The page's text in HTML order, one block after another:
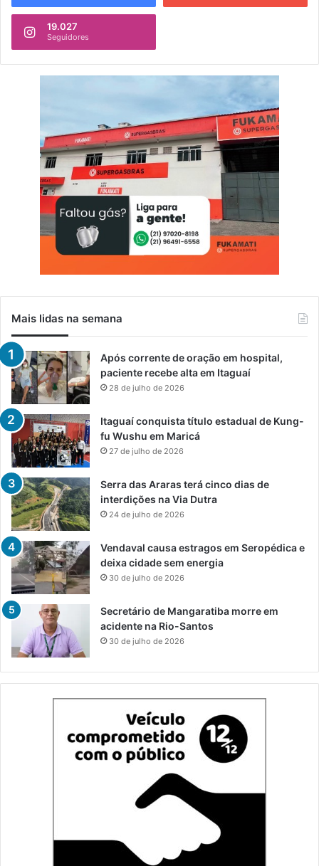
19.027
Seguidores
Mais lidas na semana
Após corrente de oração em hospital,
paciente recebe alta em Itaguaí
28 de julho de 2026
Itaguaí conquista título estadual de Kung-
fu Wushu em Maricá
27 de julho de 2026
Serra das Araras terá cinco dias de
interdições na Via Dutra
24 de julho de 2026
Vendaval causa estragos em Seropédica e
deixa cidade sem energia
30 de julho de 2026
Secretário de Mangaratiba morre em
acidente na Rio-Santos
30 de julho de 2026